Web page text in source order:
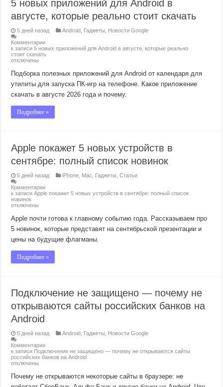
5 новых приложений для Android в
августе, которые реально стоит скачать
5 дней назад Android Гаджеты
Новости Google
Комментарии
к записи 5 новых приложений для Android в августе, которые реально
стоит скачать
отключены
Подборка полезных приложений для Android от календаря для
утилиты для запуска ПК-игр на телефоне. Какое приложение
скачать в августе 2026 года и почему.
Подробнее »
Apple покажет 5 новых устройств в
сентябре: полный список новинок
5 дней назад iPhone Mac Гаджеты ,Статьи
Комментарии
к записи Apple покажет 5 новых устройств в сентябре: полный список
новинок
отключены
Apple почти готова к главному событию года. Рассказываем про
5 новинок, которые представят на сентябрьской презентации и
цены на будущие флагманы.
Подробнее »
Подключение не защищено — почему не
открываются сайты российских банков на
Android
5 дней назад Android Гаджеты
Новости Google
Комментарии
к записи Подключение не защищено — почему не открываются сайты
российских банков на Android
отключены
Почему не открываются некоторые сайты в браузере: не